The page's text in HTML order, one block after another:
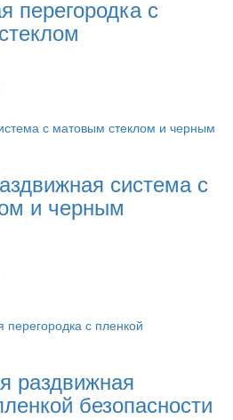
перегородка с
система с
и черным
раздвижная
безопасности